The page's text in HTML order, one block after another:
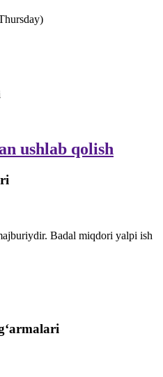
ushlab qolish
Badal miqdori yalpi ish